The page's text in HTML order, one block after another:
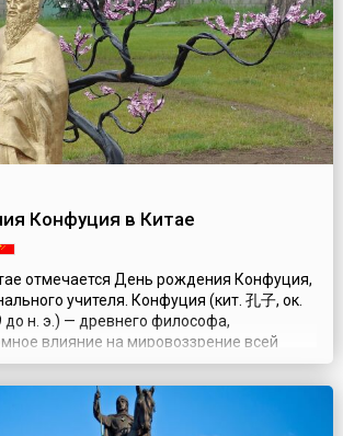
Louise, 22 сентября 1971 года),
Норвегии Х...
Конфуция в Китае
отмечается День рождения Конфуция,
учителя. Конфуция (кит. 孔子, ок.
до н. э.) — древнего философа,
влияние на мировоззрение всей
— китайцы чтят уже более двух с
лет. Конфуцианская философия
базирующееся на пяти
справе...